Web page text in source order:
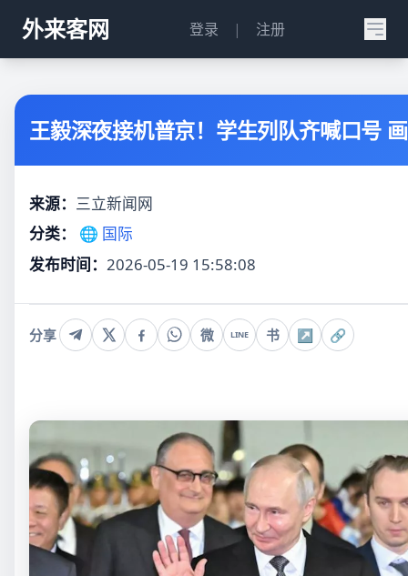
外来客网 登录 | 注册
王毅深夜接机普京！学生列队齐喊口号
来源： 三立新闻网
分类：
🌐 国际
发布时间： 2026-05-19 15:58:08
分享 微 LINE 书 ↗ 🔗